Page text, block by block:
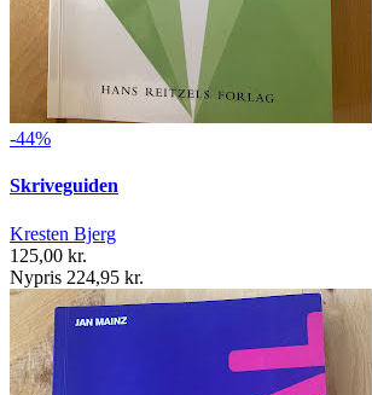
-44%
Skriveguiden
Kresten Bjerg
125,00 kr.
Nypris 224,95 kr.